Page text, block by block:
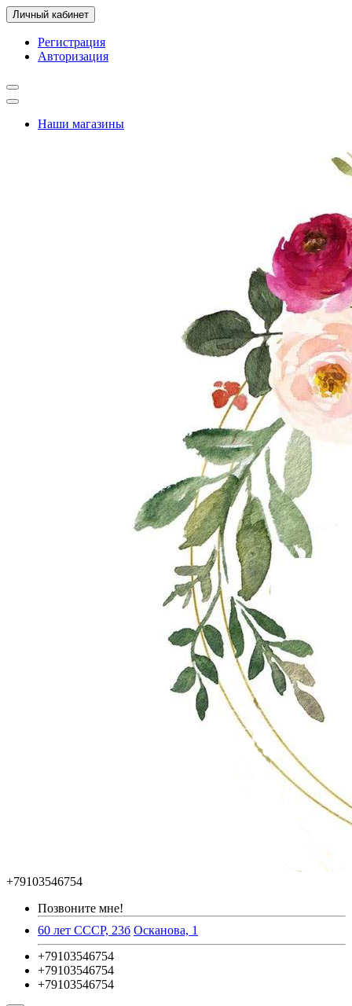
Личный кабинет
Регистрация
Авторизация
Наши магазины
+79103546754
Позвоните мне!
60 лет СССР, 23б Осканова, 1
+79103546754
+79103546754
+79103546754